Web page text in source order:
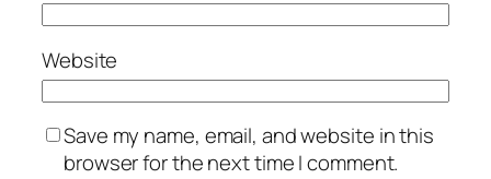
Website
Save my name, email, and website in this
browser for the next time I comment.